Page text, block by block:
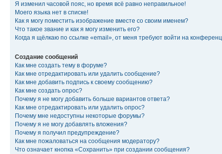
Я изменил часовой пояс, но время всё равно неправильное!
Моего языка нет в списке!
Как я могу поместить изображение вместе со своим именем?
Что такое звание и как я могу изменить его?
Когда я щёлкаю по ссылке «email», от меня требуют войти на
Создание сообщений
Как мне создать тему в форуме?
Как мне отредактировать или удалить сообщение?
Как мне добавить подпись к своему сообщению?
Как мне создать опрос?
Почему я не могу добавить больше вариантов ответа?
Как мне отредактировать или удалить опрос?
Почему мне недоступны некоторые форумы?
Почему я не могу добавлять вложения?
Почему я получил предупреждение?
Как мне пожаловаться на сообщения модератору?
Что означает кнопка «Сохранить» при создании сообщения?